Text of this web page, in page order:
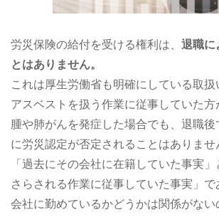
労災保険の給付を受ける権利は、 退職に
とはありません。
これは厚生労働省も明確にしている取扱
アスベストを扱う作業に従事していた
腫や肺がんを発症した場合でも、退職
に労災認定が否定されることはありま
「過去にその会社に在籍していた事実
さらされる作業に従事していた事実」
会社に勤めているかどうかは関係がない